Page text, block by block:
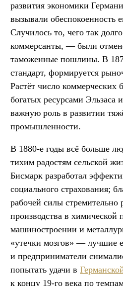
развития экономики
вызывали обеспокоенность
Случилось то, чего так
коммерсанты, — были
таможенные пошлины. В
стандарт, формируется
Растёт число коммерческих
богатых ресурсами Эльзаса
важную роль в развитии
промышленности.
В 1880-е годы всё больше
тихим радостям сельской
Бисмарк разработал
социального страхования;
рабочей силы стремительно
производства в
машиностроении и
«утечки мозгов» — лучшие
и предприниматели
попытать удачи в
к концу 19-го века по